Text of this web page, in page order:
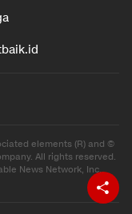
elements (R) and ©
All rights reserved.
News Network, Inc.,